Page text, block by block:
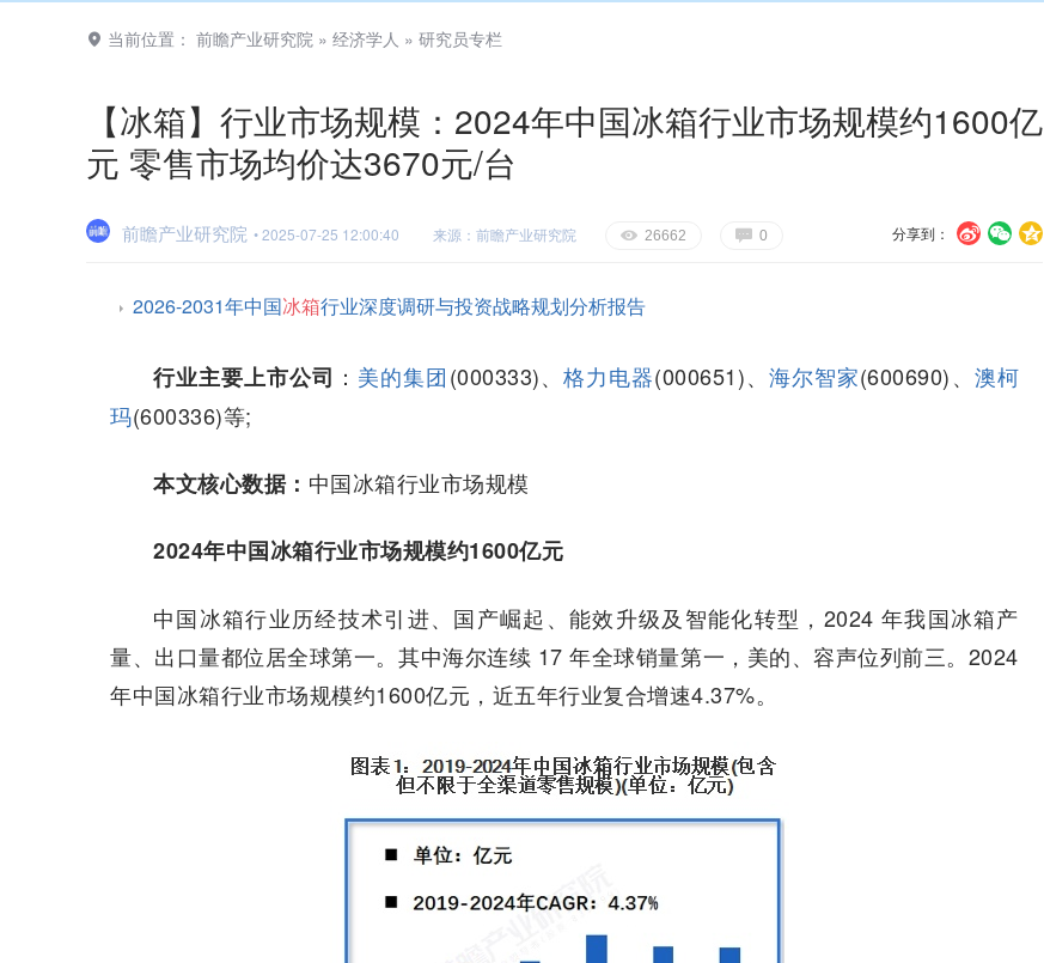
当前位置： 前瞻产业研究院 » 经济学人 » 研究员专栏
【冰箱】行业市场规模：2024年中国冰箱行业市场规模约1600亿
元 零售市场均价达3670元/台
U V c
分享到：
前瞻产业研究院 • 2025-07-25 12:00:40 来源：前瞻产业研究院 E 26662 G 0
2026-2031年中国冰箱行业深度调研与投资战略规划分析报告
行业主要上市公司 ： 美的集团(000333)、格力电器(000651)、 海尔智家(600690)、 澳柯
玛(600336)等;
本文核心数据： 中国冰箱行业市场规模
2024年中国冰箱行业市场规模约1600亿元
中国冰箱行业历经技术引进、国产崛起、能效升级及智能化转型，2024 年我国冰箱产
量、出口量都位居全球第一。其中海尔连续 17 年全球销量第一，美的、容声位列前三。2024
年中国冰箱行业市场规模约1600亿元，近五年行业复合增速4.37%。